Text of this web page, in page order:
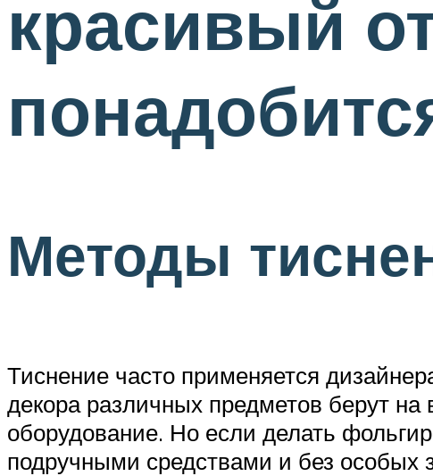
красивый
Методы
Тиснение часто применяется
декора различных предметов берут
оборудование. Но если делать
подручными средствами и без особых